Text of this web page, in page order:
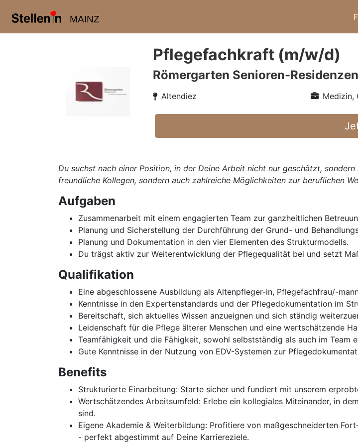
MAINZ
Pflegefachkraft (m/w/d)
Römergarten Senioren-
Altendiez Medizin,
Du suchst nach einer Position, in der Deine Arbeit nicht nur geschätzt,
freundliche Kollegen, sondern auch zahlreiche Möglichkeiten zur beruflichen
Aufgaben
Zusammenarbeit mit einem engagierten Team zur ganzheitlichen
Planung und Sicherstellung der Durchführung der Grund- und
Planung und Dokumentation in den vier Elementen des Strukturmodells.
Du trägst aktiv zur Weiterentwicklung der Pflegequalität bei und setzt
Qualifikation
Eine abgeschlossene Ausbildung als Altenpfleger-in, Pflegefachfrau/-
Kenntnisse in den Expertenstandards und der Pflegedokumentation im
Bereitschaft, sich aktuelles Wissen anzueignen und sich ständig
Leidenschaft für die Pflege älterer Menschen und eine wertschätzende
Teamfähigkeit und die Fähigkeit, sowohl selbstständig als auch im Team
Gute Kenntnisse in der Nutzung von EDV-Systemen zur
Benefits
Strukturierte Einarbeitung: Starte sicher und fundiert mit unserem
Wertschätzendes Arbeitsumfeld: Erlebe ein kollegiales Miteinander, in
sind.
Eigene Akademie & Weiterbildung: Profitiere von maßgeschneiderten
- perfekt abgestimmt auf Deine Karriereziele.